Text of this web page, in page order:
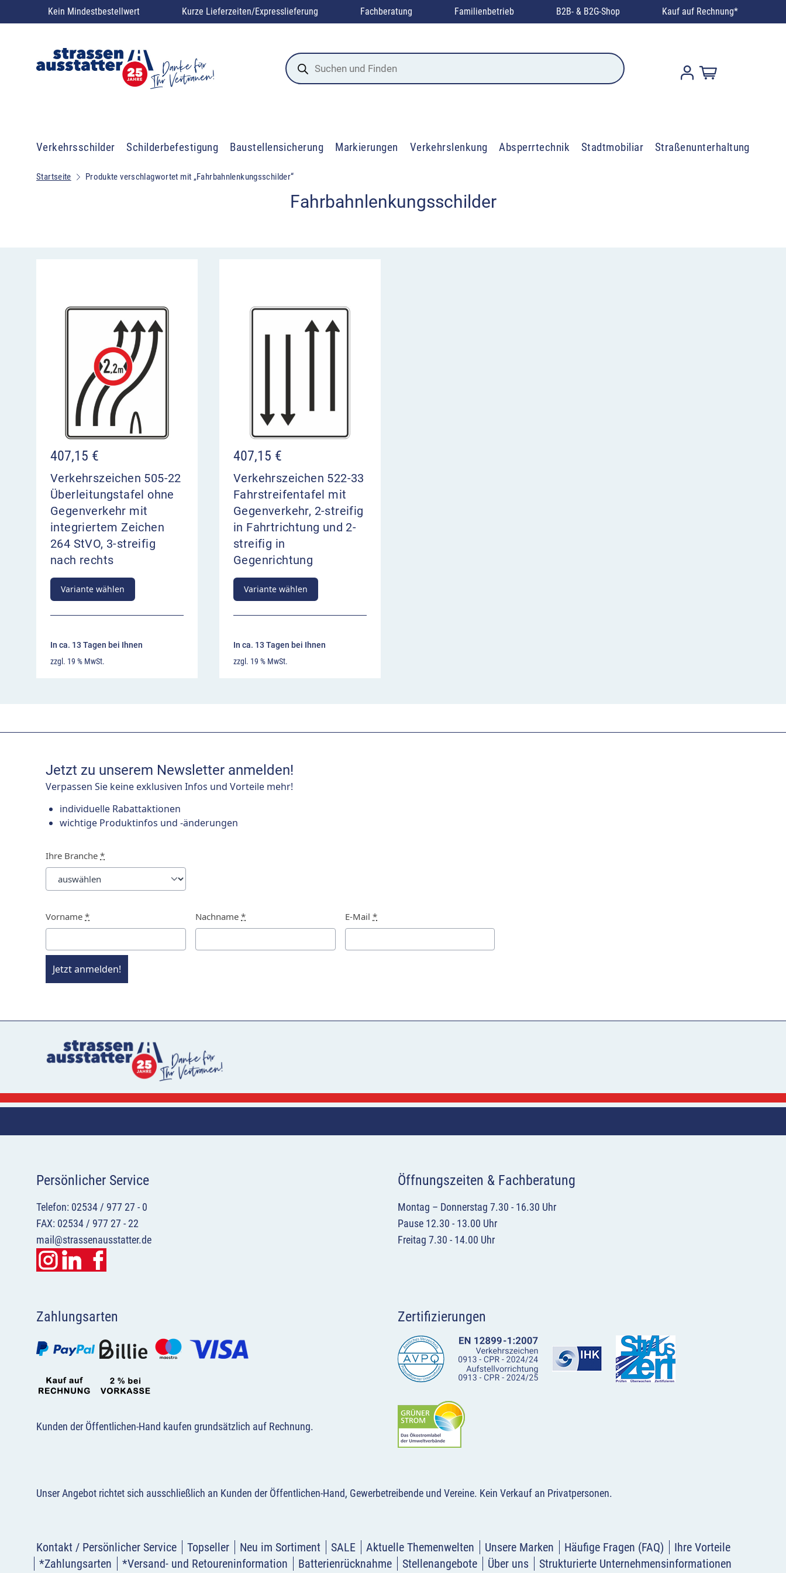
Kein Mindestbestellwert Kurze Lieferzeiten/Expresslieferung Fachberatung Familienbetrieb B2B- & B2G-Shop Kauf auf Rechnung*
Products
search
Verkehrsschilder Schilderbefestigung Baustellensicherung Markierungen Verkehrslenkung Absperrtechnik Stadtmobiliar Straßenunterhaltung
Startseite Produkte verschlagwortet mit „Fahrbahnlenkungsschilder“
Fahrbahnlenkungsschilder
407,15 €
Verkehrszeichen 505-22
Überleitungstafel ohne
Gegenverkehr mit
integriertem Zeichen
264 StVO, 3-streifig
nach rechts
Variante wählen
In ca. 13 Tagen bei Ihnen
zzgl. 19 % MwSt.
407,15 €
Verkehrszeichen 522-33
Fahrstreifentafel mit
Gegenverkehr, 2-streifig
in Fahrtrichtung und 2-
streifig in
Gegenrichtung
Variante wählen
In ca. 13 Tagen bei Ihnen
zzgl. 19 % MwSt.
Jetzt zu unserem Newsletter anmelden!
Verpassen Sie keine exklusiven Infos und Vorteile mehr!
individuelle Rabattaktionen
wichtige Produktinfos und -änderungen
Ihre Branche *
Vorname * Nachname * E-Mail *
Jetzt anmelden!
Persönlicher Service
Telefon: 02534 / 977 27 - 0
FAX: 02534 / 977 27 - 22
mail@strassenausstatter.de
Öffnungszeiten & Fachberatung
Montag – Donnerstag 7.30 - 16.30 Uhr
Pause 12.30 - 13.00 Uhr
Freitag 7.30 - 14.00 Uhr
Zahlungsarten
Kunden der Öffentlichen-Hand kaufen grundsätzlich auf Rechnung.
Zertifizierungen
Unser Angebot richtet sich ausschließlich an Kunden der Öffentlichen-Hand, Gewerbetreibende und Vereine. Kein Verkauf an Privatpersonen.
Kontakt / Persönlicher Service Topseller Neu im Sortiment SALE Aktuelle Themenwelten Unsere Marken Häufige Fragen (FAQ)
Ihre Vorteile
*Zahlungsarten
*Versand- und Retoureninformation Batterienrücknahme Stellenangebote Über uns Strukturierte Unternehmensinformationen